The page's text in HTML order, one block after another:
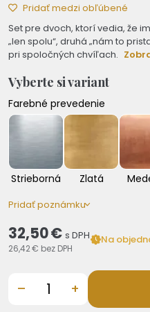
Pridať medzi obľúbené
Set pre dvoch, ktorí vedia, že
„len spolu“, druhá „nám to
pri spoločných chvíľach.
Vyberte si variant
Farebné prevedenie
Strieborná Zlatá
Pridať poznámku
32,50 € s DPH
26,42 € bez DPH
Na
– +